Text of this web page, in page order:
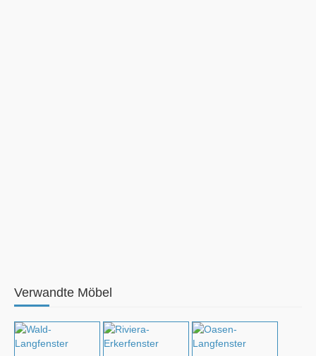
Verwandte Möbel